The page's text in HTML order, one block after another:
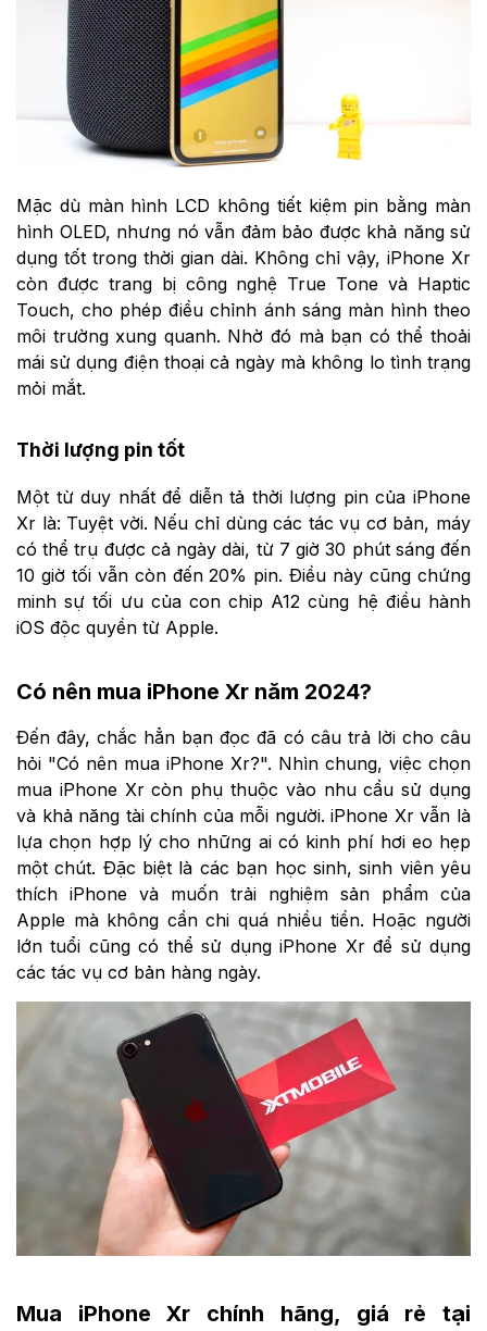
Mặc dù màn hình LCD không tiết kiệm pin bằng màn
hình OLED, nhưng nó vẫn đảm bảo được khả năng sử
dụng tốt trong thời gian dài. Không chỉ vậy, iPhone Xr
còn được trang bị công nghệ True Tone và Haptic
Touch, cho phép điều chỉnh ánh sáng màn hình theo
môi trường xung quanh. Nhờ đó mà bạn có thể thoải
mái sử dụng điện thoại cả ngày mà không lo tình trạng
mỏi mắt.
Thời lượng pin tốt
Một từ duy nhất để diễn tả thời lượng pin của iPhone
Xr là: Tuyệt vời. Nếu chỉ dùng các tác vụ cơ bản, máy
có thể trụ được cả ngày dài, từ 7 giờ 30 phút sáng đến
10 giờ tối vẫn còn đến 20% pin. Điều này cũng chứng
minh sự tối ưu của con chip A12 cùng hệ điều hành
iOS độc quyền từ Apple.
Có nên mua iPhone Xr năm 2024?
Đến đây, chắc hẳn bạn đọc đã có câu trả lời cho câu
hỏi "Có nên mua iPhone Xr?". Nhìn chung, việc chọn
mua iPhone Xr còn phụ thuộc vào nhu cầu sử dụng
và khả năng tài chính của mỗi người. iPhone Xr vẫn là
lựa chọn hợp lý cho những ai có kinh phí hơi eo hẹp
một chút. Đặc biệt là các bạn học sinh, sinh viên yêu
thích iPhone và muốn trải nghiệm sản phẩm của
Apple mà không cần chi quá nhiều tiền. Hoặc người
lớn tuổi cũng có thể sử dụng iPhone Xr để sử dụng
các tác vụ cơ bản hàng ngày.
Mua iPhone Xr chính hãng, giá rẻ tại